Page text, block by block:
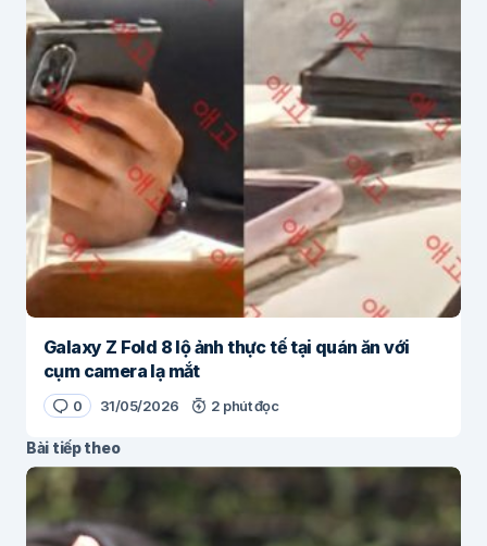
Galaxy Z Fold 8 lộ ảnh thực tế tại quán ăn với
cụm camera lạ mắt
0 31/05/2026 2 phút đọc
Bài tiếp theo